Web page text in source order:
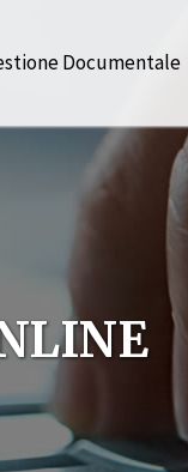
Documentale